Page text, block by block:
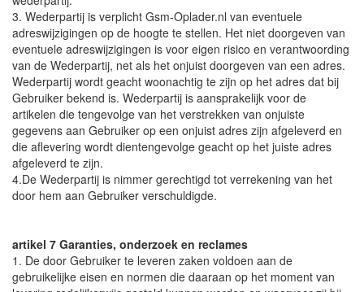
3. Wederpartij is verplicht Gsm-Oplader.nl van eventuele
adreswijzigingen op de hoogte te stellen. Het niet doorgeven van
eventuele adreswijzigingen is voor eigen risico en verantwoording
van de Wederpartij, net als het onjuist doorgeven van een adres.
Wederpartij wordt geacht woonachtig te zijn op het adres dat bij
Gebruiker bekend is. Wederpartij is aansprakelijk voor de
artikelen die tengevolge van het verstrekken van onjuiste
gegevens aan Gebruiker op een onjuist adres zijn afgeleverd en
die aflevering wordt dientengevolge geacht op het juiste adres
afgeleverd te zijn.
4.De Wederpartij is nimmer gerechtigd tot verrekening van het
door hem aan Gebruiker verschuldigde.
artikel 7 Garanties, onderzoek en reclames
1. De door Gebruiker te leveren zaken voldoen aan de
gebruikelijke eisen en normen die daaraan op het moment van